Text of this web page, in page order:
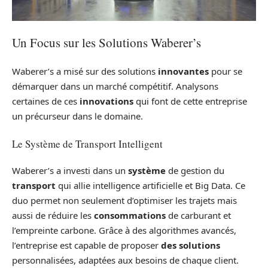
Un Focus sur les Solutions Waberer’s
Waberer’s a misé sur des solutions innovantes pour se
démarquer dans un marché compétitif. Analysons
certaines de ces innovations qui font de cette entreprise
un précurseur dans le domaine.
Le Système de Transport Intelligent
Waberer’s a investi dans un système de gestion du
transport qui allie intelligence artificielle et Big Data. Ce
duo permet non seulement d’optimiser les trajets mais
aussi de réduire les consommations de carburant et
l’empreinte carbone. Grâce à des algorithmes avancés,
l’entreprise est capable de proposer des solutions
personnalisées, adaptées aux besoins de chaque client.